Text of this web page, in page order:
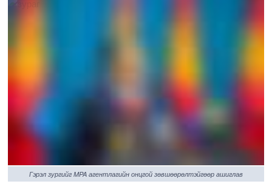
Гэрэл зургийг MPA агентлагийн онцгой зөвшөөрөлтэйгөөр ашиглав